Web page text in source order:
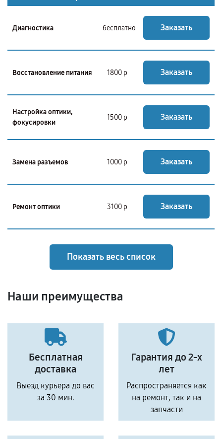
Диагностика бесплатно Заказать
Восстановление питания 1800 р Заказать
Настройка оптики,
фокусировки
1500 р Заказать
Замена разъемов 1000 р Заказать
Ремонт оптики 3100 р Заказать
Показать весь список
Наши преимущества
Бесплатная
доставка
Выезд курьера до вас
за 30 мин.
Гарантия до 2-х
лет
Распространяется как
на ремонт, так и на
запчасти